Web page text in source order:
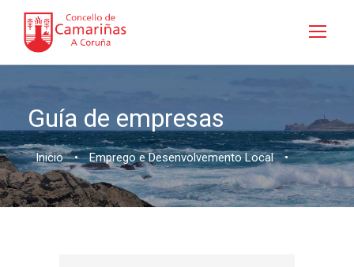
Guía de empresas
Inicio • Emprego e Desenvolvemento Local •